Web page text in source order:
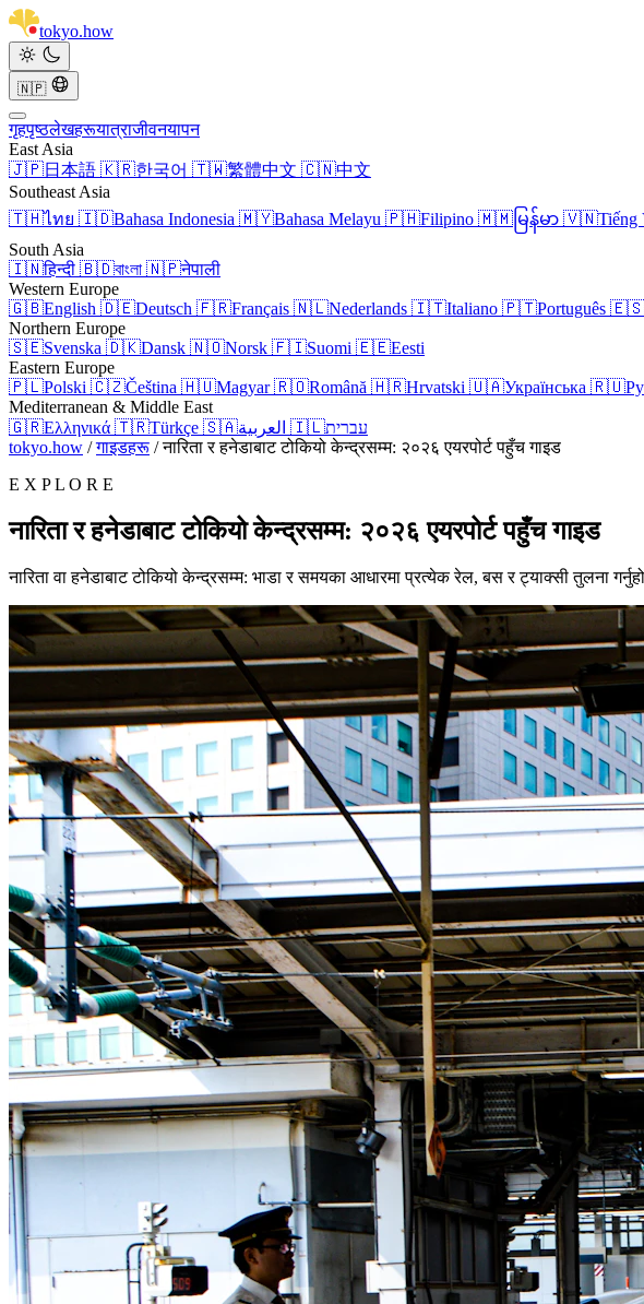
tokyo.how
🇳🇵
गृहपृष्ठलेखहरूयात्राजीवनयापन
East Asia
🇯🇵日本語 🇰🇷한국어 🇹🇼繁體中文 🇨🇳中文
Southeast Asia
🇹🇭ไทย 🇮🇩Bahasa Indonesia 🇲🇾Bahasa Melayu 🇵🇭Filipino 🇲🇲 မြန်မာ 🇻🇳Tiếng
South Asia
🇮🇳हिन्दी 🇧🇩বাংলা 🇳🇵नेपाली
Western Europe
🇬🇧English 🇩🇪Deutsch 🇫🇷Français 🇳🇱Nederlands 🇮🇹Italiano 🇵🇹Português 🇪🇸
Northern Europe
🇸🇪Svenska 🇩🇰Dansk 🇳🇴Norsk 🇫🇮Suomi 🇪🇪Eesti
Eastern Europe
🇵🇱Polski 🇨🇿Čeština 🇭🇺Magyar🇷🇴Română 🇭🇷Hrvatski 🇺🇦Українська 🇷🇺
Mediterranean & Middle East
🇬🇷Ελληνικά 🇹🇷Türkçe 🇸🇦 🇮🇱עברית
tokyo.how / गाइडहरू / नारिता र हनेडाबाट टोकियो केन्द्रसम्म: २०२६ एयरपोर्ट पहुँच गाइड
E X P L O R E
नारिता र हनेडाबाट टोकियो केन्द्रसम्म: २०२६ एयरपोर्ट पहुँच गाइड
नारिता वा हनेडाबाट टोकियो केन्द्रसम्म: भाडा र समयका आधारमा प्रत्येक रेल, बस र ट्याक्सी तुलना